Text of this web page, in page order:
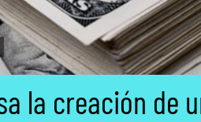
la creación de